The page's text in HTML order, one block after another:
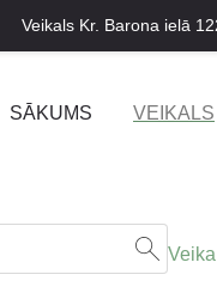
Veikals Kr. Barona ielā
SĀKUMS VEIKALS